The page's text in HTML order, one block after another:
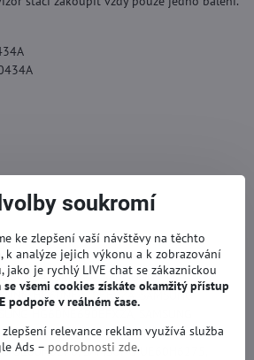
SAMSUNG
HG60NE470EFXZA, SAMSUNG
HG60NE690EFXZA, SAMSUNG
UE60H6240, SAMSUNG
UE60H6270, SAMSUNG UE60H6275,
soukromí
ke zlepšení vaší návštěvy na těchto
k analýze jejich výkonu a k zobrazování
jako je rychlý LIVE chat se zákaznickou
se všemi cookies získáte okamžitý přístup
podpoře v reálném čase.
relevance reklam využívá služba
Ads – podrobnosti zde.